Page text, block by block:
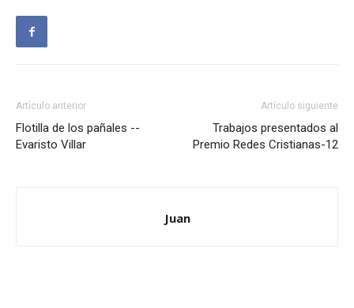
Artículo anterior
Flotilla de los pañales --
Evaristo Villar
Artículo siguiente
Trabajos presentados al
Premio Redes Cristianas-12
Juan